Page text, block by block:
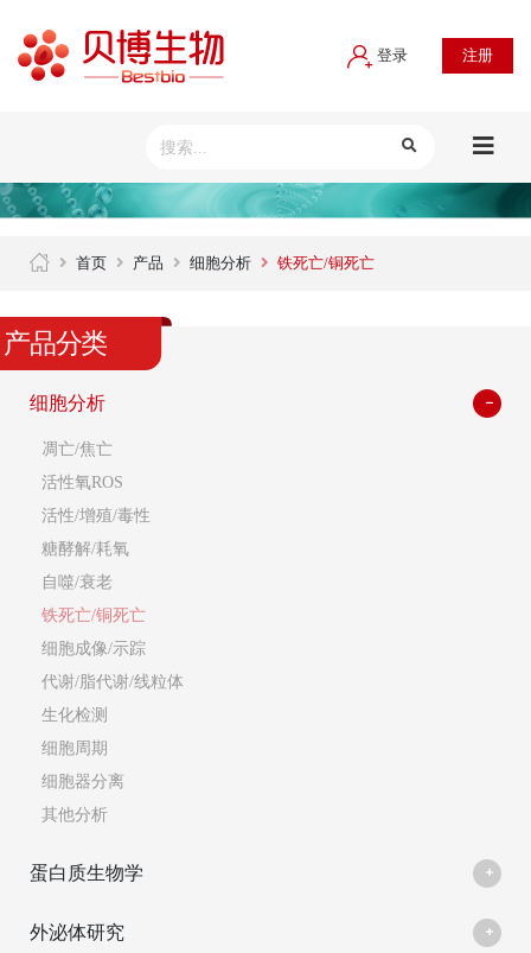
登录 注册
首页 产品 细胞分析 铁死亡/铜死亡
产品分类
细胞分析
凋亡/焦亡
活性氧ROS
活性/增殖/毒性
糖酵解/耗氧
自噬/衰老
铁死亡/铜死亡
细胞成像/示踪
代谢/脂代谢/线粒体
生化检测
细胞周期
细胞器分离
其他分析
蛋白质生物学
外泌体研究